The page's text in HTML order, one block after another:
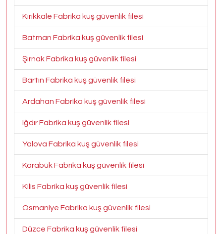
Kırıkkale Fabrika kuş güvenlik filesi
Batman Fabrika kuş güvenlik filesi
Şırnak Fabrika kuş güvenlik filesi
Bartın Fabrika kuş güvenlik filesi
Ardahan Fabrika kuş güvenlik filesi
Iğdır Fabrika kuş güvenlik filesi
Yalova Fabrika kuş güvenlik filesi
Karabük Fabrika kuş güvenlik filesi
Kilis Fabrika kuş güvenlik filesi
Osmaniye Fabrika kuş güvenlik filesi
Düzce Fabrika kuş güvenlik filesi